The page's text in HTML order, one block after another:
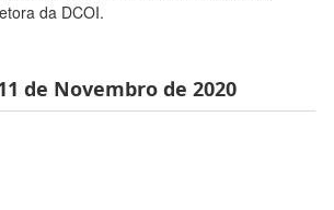
da DCOI.
de Novembro de 2020